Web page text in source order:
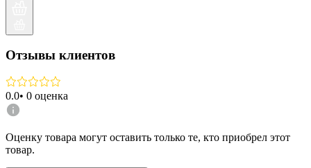
Отзывы клиентов
0.0• 0 оценка
Оценку товара могут оставить только те, кто приобрел этот
товар.